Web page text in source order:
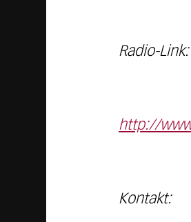
Radio-Link:
http://
Kontakt: